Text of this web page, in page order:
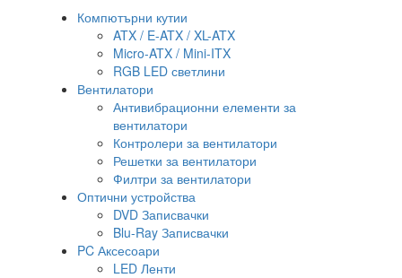
Компютърни кутии
ATX / E-ATX / XL-ATX
Micro-ATX / Mini-ITX
RGB LED светлини
Вентилатори
Антивибрационни елементи за
вентилатори
Контролери за вентилатори
Решетки за вентилатори
Филтри за вентилатори
Оптични устройства
DVD Записвачки
Blu-Ray Записвачки
PC Аксесоари
LED Ленти